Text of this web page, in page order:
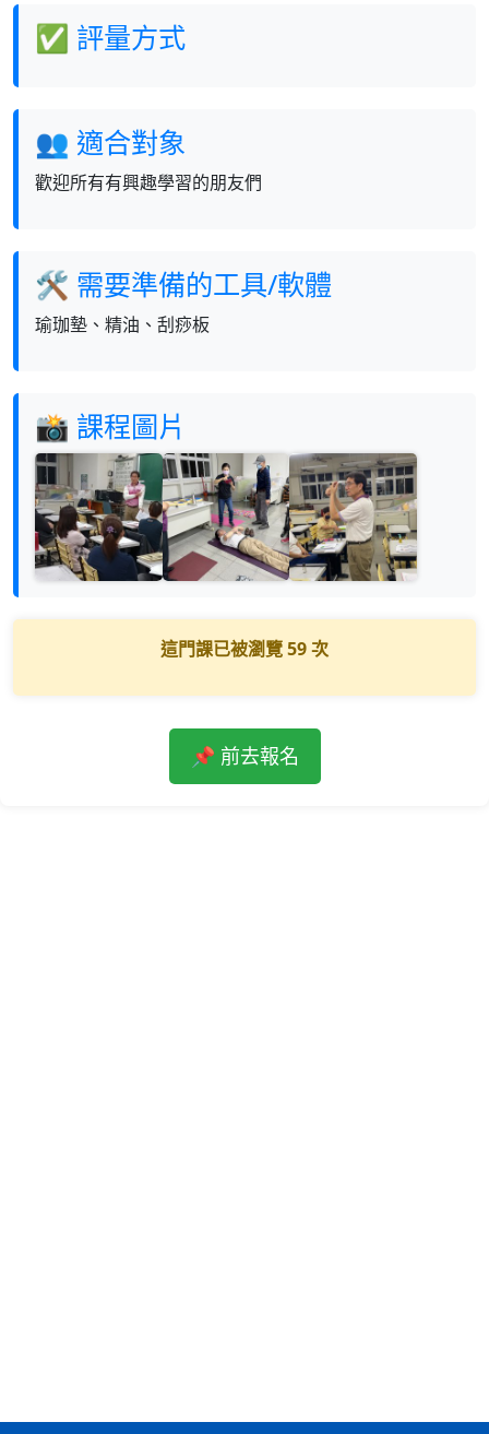
✅ 評量方式
👥 適合對象
歡迎所有有興趣學習的朋友們
🛠 需要準備的工具/軟體
瑜珈墊、精油、刮痧板
📸 課程圖片
這門課已被瀏覽59次
📌 前去報名